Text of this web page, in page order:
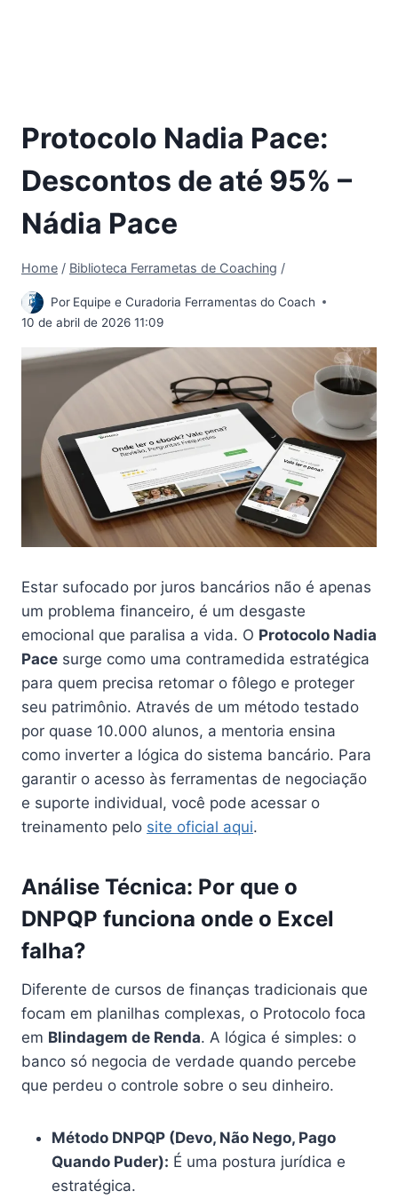
Protocolo Nadia Pace:
Descontos de até 95% –
Nádia Pace
Home / Biblioteca Ferrametas de Coaching /
Por Equipe e Curadoria Ferramentas do Coach
10 de abril de 2026 11:09
Estar sufocado por juros bancários não é apenas
um problema financeiro, é um desgaste
emocional que paralisa a vida. O Protocolo Nadia
Pace surge como uma contramedida estratégica
para quem precisa retomar o fôlego e proteger
seu patrimônio. Através de um método testado
por quase 10.000 alunos, a mentoria ensina
como inverter a lógica do sistema bancário. Para
garantir o acesso às ferramentas de negociação
e suporte individual, você pode acessar o
treinamento pelo site oficial aqui.
Análise Técnica: Por que o
DNPQP funciona onde o Excel
falha?
Diferente de cursos de finanças tradicionais que
focam em planilhas complexas, o Protocolo foca
em Blindagem de Renda. A lógica é simples: o
banco só negocia de verdade quando percebe
que perdeu o controle sobre o seu dinheiro.
Método DNPQP (Devo, Não Nego, Pago
Quando Puder): É uma postura jurídica e
estratégica.